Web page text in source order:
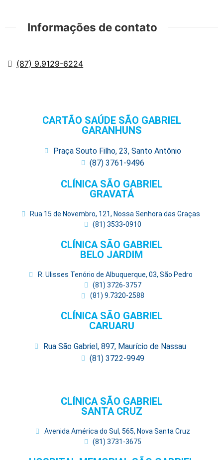
Informações de contato
(87) 9.9129-6224
CARTÃO SAÚDE SÃO GABRIEL
GARANHUNS
Praça Souto Filho, 23, Santo Antônio
(87) 3761-9496
CLÍNICA SÃO GABRIEL
GRAVATÁ
Rua 15 de Novembro, 121, Nossa Senhora das Graças
(81) 3533-0910
CLÍNICA SÃO GABRIEL
BELO JARDIM
R. Ulisses Tenório de Albuquerque, 03, São Pedro
(81) 3726-3757
(81) 9.7320-2588
CLÍNICA SÃO GABRIEL
CARUARU
Rua São Gabriel, 897, Maurício de Nassau
(81) 3722-9949
CLÍNICA SÃO GABRIEL
SANTA CRUZ
Avenida América do Sul, 565, Nova Santa Cruz
(81) 3731-3675